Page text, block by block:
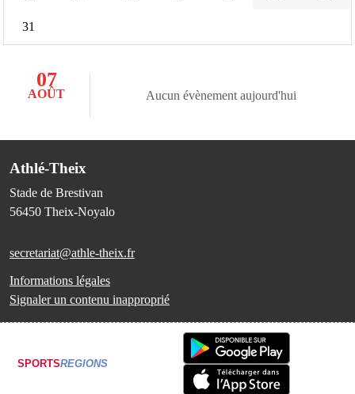
31
07
AOÛT Aucun évènement aujourd'hui
Athlé-Theix
Stade de Brestivan
56450 Theix-Noyalo
secretariat@athle-theix.fr
Informations légales
Signaler un contenu inapproprié
SPORTSREGIONS